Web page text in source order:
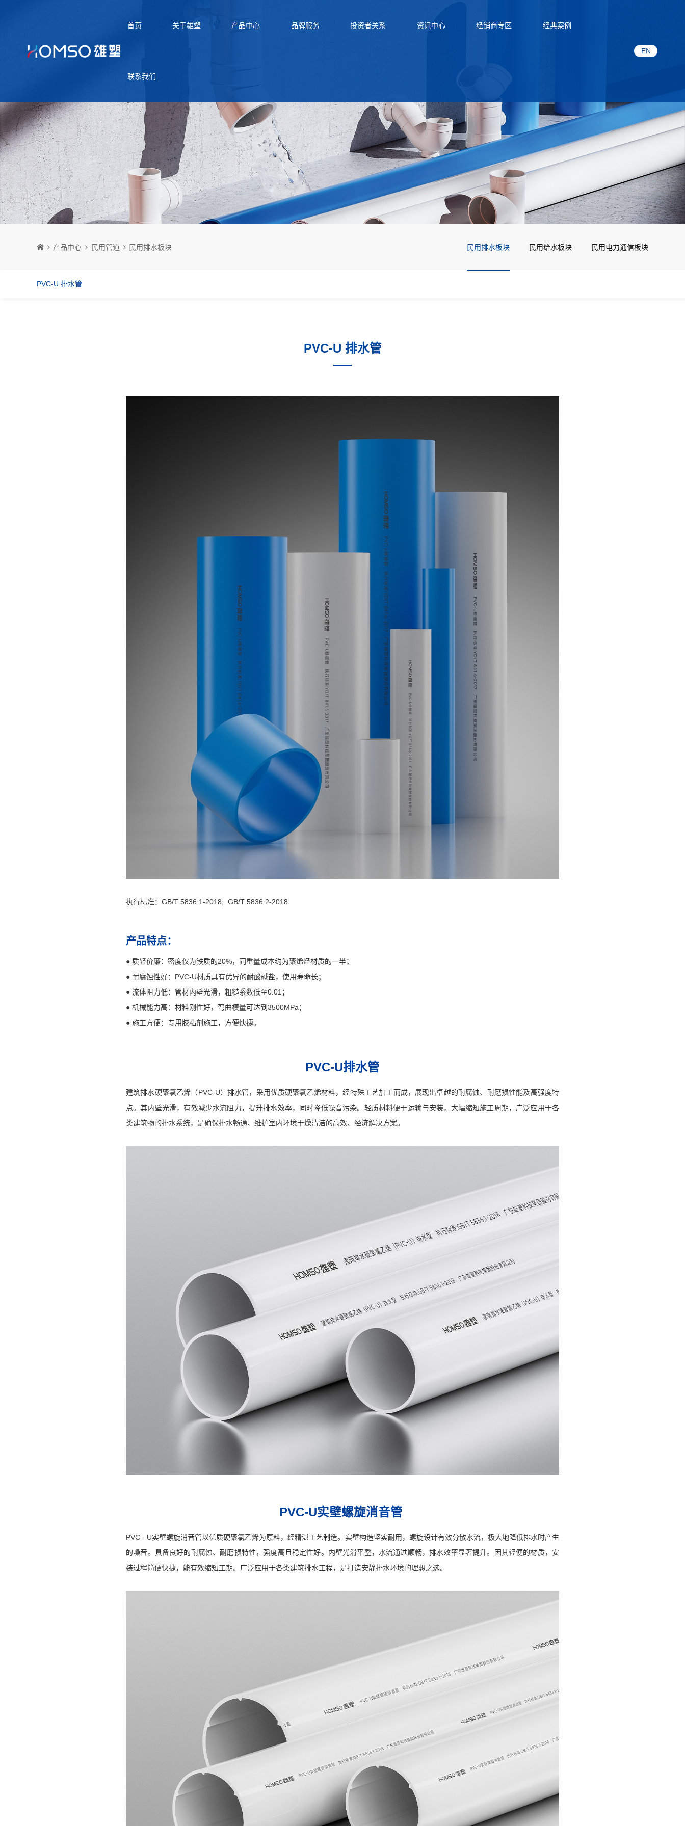
首页 关于雄塑 产品中心 品牌服务 投资者关系 资讯中心 经销商专区 经典案例
联系我们
EN
产品中心 民用管道 民用排水板块 民用排水板块 民用给水板块 民用电力通信板块
PVC-U 排水管
PVC-U 排水管
执行标准：GB/T 5836.1-2018, GB/T 5836.2-2018
产品特点：
● 质轻价廉：密度仅为铁质的20%，同重量成本约为聚烯烃材质的一半；
● 耐腐蚀性好：PVC-U材质具有优异的耐酸碱盐，使用寿命长；
● 流体阻力低：管材内壁光滑，粗糙系数低至0.01；
● 机械能力高：材料刚性好，弯曲模量可达到3500MPa；
● 施工方便：专用胶粘剂施工，方便快捷。
PVC-U排水管
建筑排水硬聚氯乙烯（PVC-U）排水管，采用优质硬聚氯乙烯材料，经特殊工艺加工而成，展现出卓越的耐腐蚀、耐磨损性能及高强度特
点。其内壁光滑，有效减少水流阻力，提升排水效率，同时降低噪音污染。轻质材料便于运输与安装，大幅缩短施工周期，广泛应用于各
类建筑物的排水系统，是确保排水畅通、维护室内环境干燥清洁的高效、经济解决方案。
PVC-U实壁螺旋消音管
PVC - U实壁螺旋消音管以优质硬聚氯乙烯为原料，经精湛工艺制造。实壁构造坚实耐用，螺旋设计有效分散水流，极大地降低排水时产生
的噪音。具备良好的耐腐蚀、耐磨损特性，强度高且稳定性好。内壁光滑平整，水流通过顺畅，排水效率显著提升。因其轻便的材质，安
装过程简便快捷，能有效缩短工期。广泛应用于各类建筑排水工程，是打造安静排水环境的理想之选。